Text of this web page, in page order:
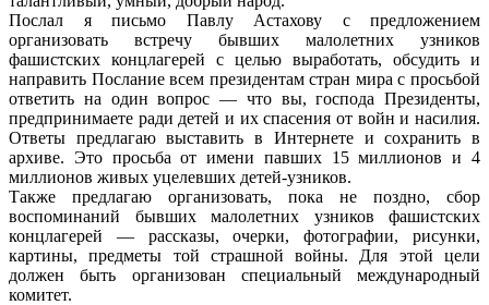
Послал я письмо Павлу Астахову с предложением
организовать встречу бывших малолетних узников
фашистских концлагерей с целью выработать, обсудить и
направить Послание всем президентам стран мира с просьбой
ответить на один вопрос — что вы, господа Президенты,
предпринимаете ради детей и их спасения от войн и насилия.
Ответы предлагаю выставить в Интернете и сохранить в
архиве. Это просьба от имени павших 15 миллионов и 4
миллионов живых уцелевших детей-узников.
Также предлагаю организовать, пока не поздно, сбор
воспоминаний бывших малолетних узников фашистских
концлагерей — рассказы, очерки, фотографии, рисунки,
картины, предметы той страшной войны. Для этой цели
должен быть организован специальный международный
комитет.